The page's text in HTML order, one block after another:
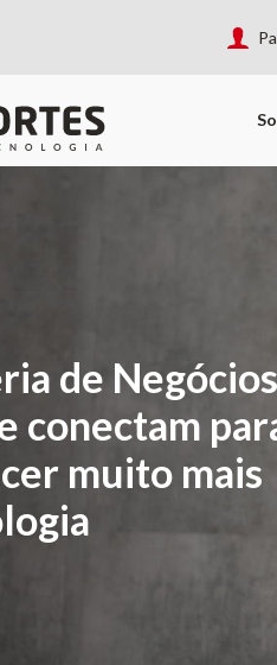
de Negócios
conectam
muito mais